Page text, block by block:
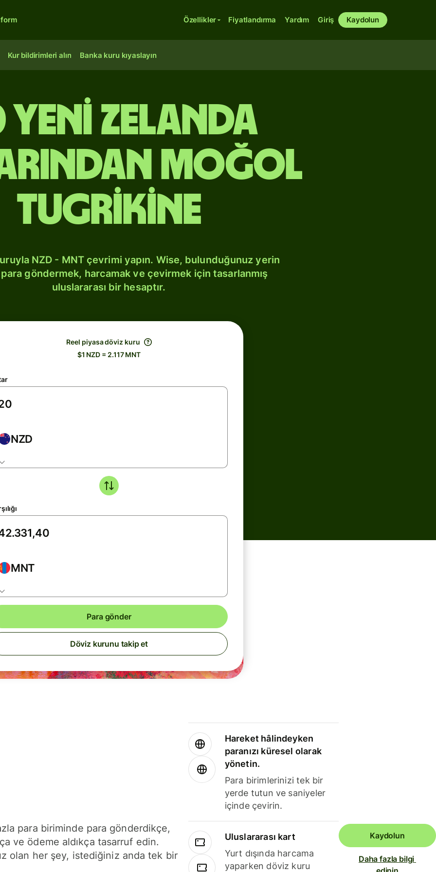
Özellikler Fiyatlandırma Yardım Giriş Kaydolun
Kur bildirimleri alın Banka kuru kıyaslayın
Yeni Zelanda
Moğol
tugrikine
NZD - MNT çevrimi yapın. Wise, bulunduğunuz yerin
göndermek, harcamak ve çevirmek için tasarlanmış
uluslararası bir hesaptır.
Reel piyasa döviz kuru
$1 NZD = 2.117 MNT
NZD
MNT
Para gönder
Döviz kurunu takip et
para biriminde para gönderdikçe,
ve ödeme aldıkça tasarruf edin.
olan her şey, istediğiniz anda tek bir
Hareket hâlindeyken
paranızı küresel olarak
yönetin.
Para birimlerinizi tek bir
yerde tutun ve saniyeler
içinde çevirin.
Uluslararası kart
Yurt dışında harcama
yaparken döviz kuru
Kaydolun
Daha fazla bilgi